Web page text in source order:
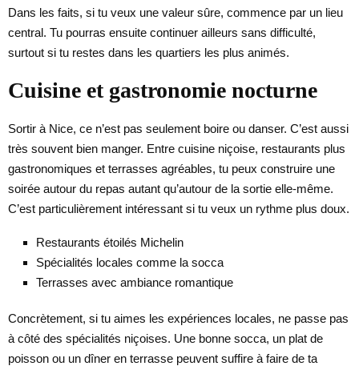
Dans les faits, si tu veux une valeur sûre, commence par un lieu
central. Tu pourras ensuite continuer ailleurs sans difficulté,
surtout si tu restes dans les quartiers les plus animés.
Cuisine et gastronomie nocturne
Sortir à Nice, ce n’est pas seulement boire ou danser. C’est aussi
très souvent bien manger. Entre cuisine niçoise, restaurants plus
gastronomiques et terrasses agréables, tu peux construire une
soirée autour du repas autant qu’autour de la sortie elle-même.
C’est particulièrement intéressant si tu veux un rythme plus doux.
Restaurants étoilés Michelin
Spécialités locales comme la socca
Terrasses avec ambiance romantique
Concrètement, si tu aimes les expériences locales, ne passe pas
à côté des spécialités niçoises. Une bonne socca, un plat de
poisson ou un dîner en terrasse peuvent suffire à faire de ta